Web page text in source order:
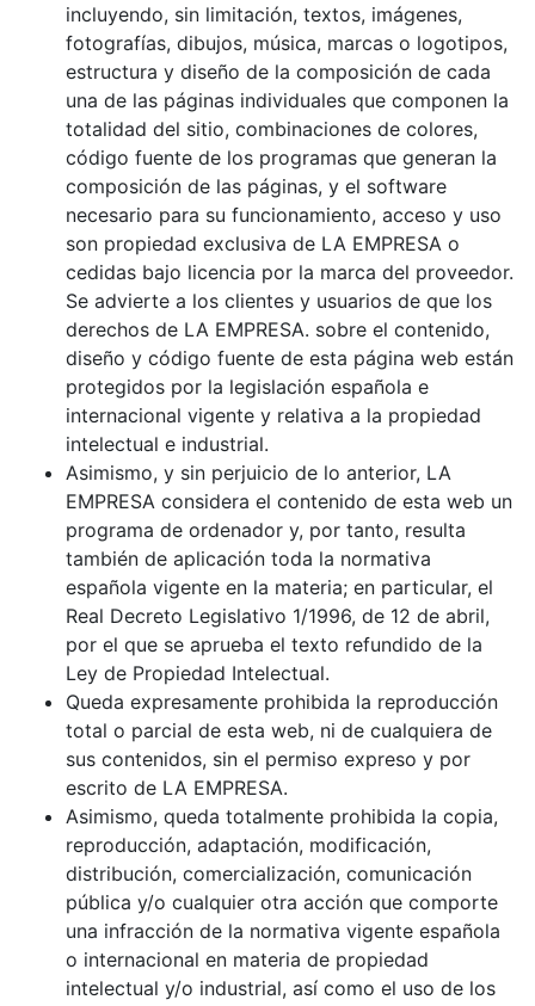
incluyendo, sin limitación, textos, imágenes,
fotografías, dibujos, música, marcas o logotipos,
estructura y diseño de la composición de cada
una de las páginas individuales que componen la
totalidad del sitio, combinaciones de colores,
código fuente de los programas que generan la
composición de las páginas, y el software
necesario para su funcionamiento, acceso y uso
son propiedad exclusiva de LA EMPRESA o
cedidas bajo licencia por la marca del proveedor.
Se advierte a los clientes y usuarios de que los
derechos de LA EMPRESA. sobre el contenido,
diseño y código fuente de esta página web están
protegidos por la legislación española e
internacional vigente y relativa a la propiedad
intelectual e industrial.
Asimismo, y sin perjuicio de lo anterior, LA
EMPRESA considera el contenido de esta web un
programa de ordenador y, por tanto, resulta
también de aplicación toda la normativa
española vigente en la materia; en particular, el
Real Decreto Legislativo 1/1996, de 12 de abril,
por el que se aprueba el texto refundido de la
Ley de Propiedad Intelectual.
Queda expresamente prohibida la reproducción
total o parcial de esta web, ni de cualquiera de
sus contenidos, sin el permiso expreso y por
escrito de LA EMPRESA.
Asimismo, queda totalmente prohibida la copia,
reproducción, adaptación, modificación,
distribución, comercialización, comunicación
pública y/o cualquier otra acción que comporte
una infracción de la normativa vigente española
o internacional en materia de propiedad
intelectual y/o industrial, así como el uso de los